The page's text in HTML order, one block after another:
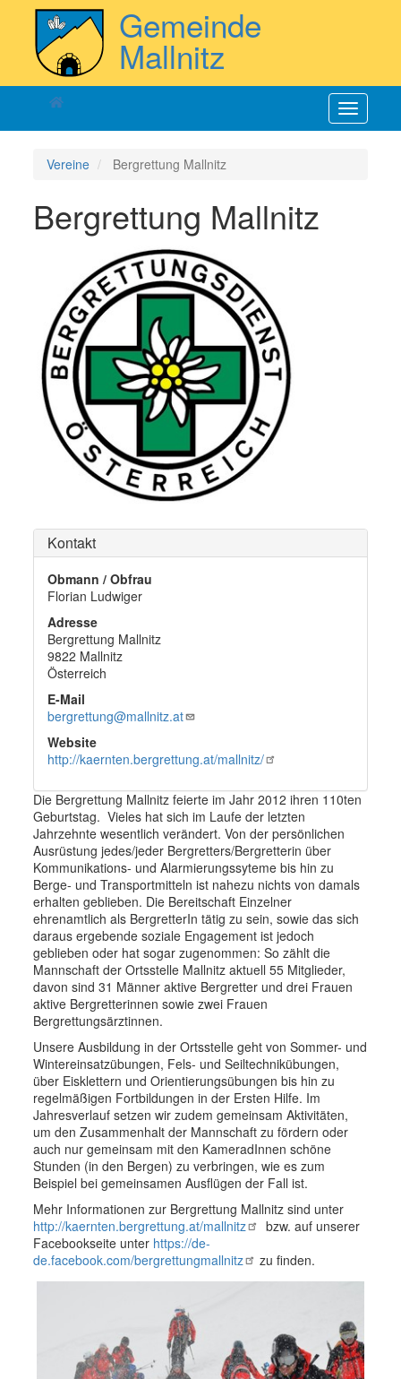
Gemeinde
Mallnitz
Vereine Bergrettung Mallnitz
Bergrettung Mallnitz
Kontakt
Obmann / Obfrau
Florian Ludwiger
Adresse
Bergrettung Mallnitz
9822 Mallnitz
Österreich
E-Mail
bergrettung@mallnitz.at
Website
http://kaernten.bergrettung.at/mallnitz/
Die Bergrettung Mallnitz feierte im Jahr 2012 ihren 110ten
Geburtstag. Vieles hat sich im Laufe der letzten
Jahrzehnte wesentlich verändert. Von der persönlichen
Ausrüstung jedes/jeder Bergretters/Bergretterin über
Kommunikations- und Alarmierungssyteme bis hin zu
Berge- und Transportmitteln ist nahezu nichts von damals
erhalten geblieben. Die Bereitschaft Einzelner
ehrenamtlich als BergretterIn tätig zu sein, sowie das sich
daraus ergebende soziale Engagement ist jedoch
geblieben oder hat sogar zugenommen: So zählt die
Mannschaft der Ortsstelle Mallnitz aktuell 55 Mitglieder,
davon sind 31 Männer aktive Bergretter und drei Frauen
aktive Bergretterinnen sowie zwei Frauen
Bergrettungsärztinnen.
Unsere Ausbildung in der Ortsstelle geht von Sommer- und
Wintereinsatzübungen, Fels- und Seiltechnikübungen,
über Eisklettern und Orientierungsübungen bis hin zu
regelmäßigen Fortbildungen in der Ersten Hilfe. Im
Jahresverlauf setzen wir zudem gemeinsam Aktivitäten,
um den Zusammenhalt der Mannschaft zu fördern oder
auch nur gemeinsam mit den KameradInnen schöne
Stunden (in den Bergen) zu verbringen, wie es zum
Beispiel bei gemeinsamen Ausflügen der Fall ist.
Mehr Informationen zur Bergrettung Mallnitz sind unter
http://kaernten.bergrettung.at/mallnitz
bzw. auf unserer
Facebookseite unter https://de-
de.facebook.com/bergrettungmallnitz
zu finden.